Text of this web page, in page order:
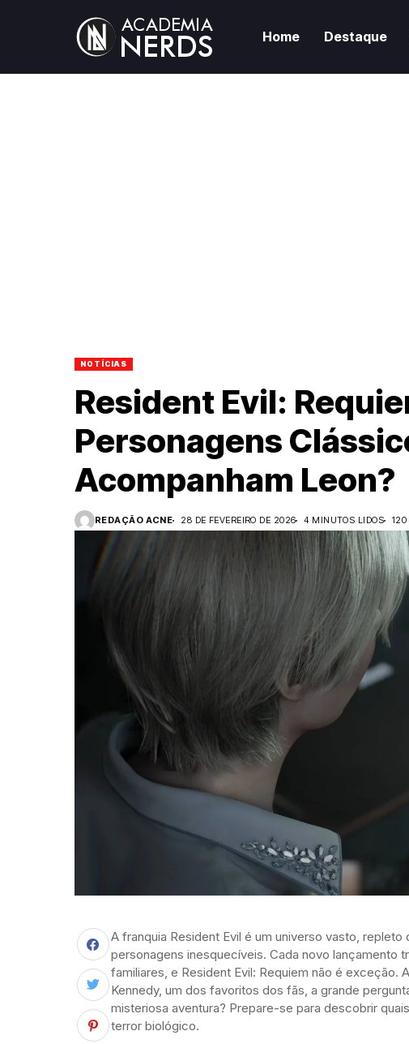
Home Destaque
NOTÍCIAS
Resident Evil:
Personagens
Acompanham Leon?
REDAÇÃO ACNE 28 DE FEVEREIRO DE 2026 4 MINUTOS LIDOS 120
A franquia Resident Evil é um universo vasto,
personagens inesquecíveis. Cada novo lançamento
familiares, e Resident Evil: Requiem não é exceção.
Kennedy, um dos favoritos dos fãs, a grande
misteriosa aventura? Prepare-se para descobrir
terror biológico.